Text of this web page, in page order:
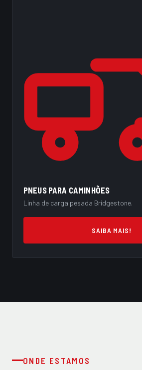
PNEUS PARA CAMINHÕES
Linha de carga pesada Bridgestone.
SAIBA MAIS!
ONDE ESTAMOS